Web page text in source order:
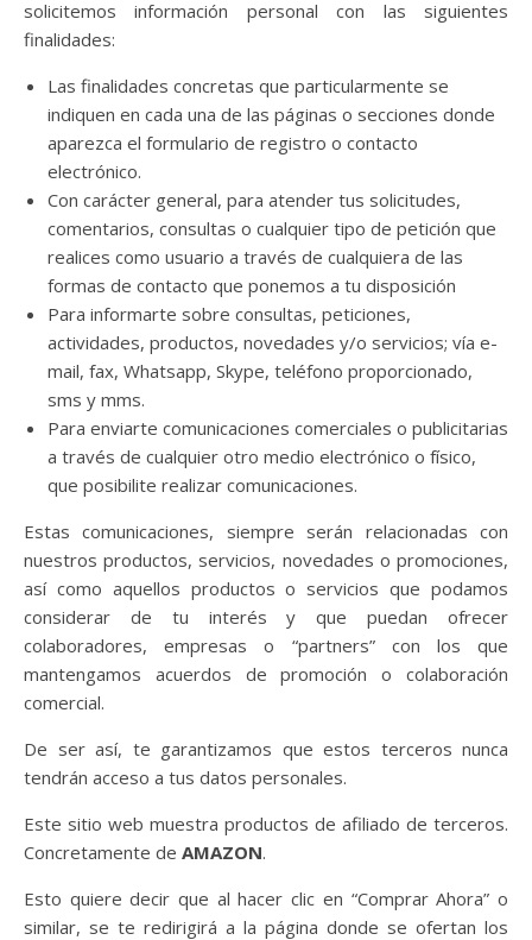
solicitemos información personal con las siguientes
finalidades:
Las finalidades concretas que particularmente se
indiquen en cada una de las páginas o secciones donde
aparezca el formulario de registro o contacto
electrónico.
Con carácter general, para atender tus solicitudes,
comentarios, consultas o cualquier tipo de petición que
realices como usuario a través de cualquiera de las
formas de contacto que ponemos a tu disposición
Para informarte sobre consultas, peticiones,
actividades, productos, novedades y/o servicios; vía e-
mail, fax, Whatsapp, Skype, teléfono proporcionado,
sms y mms.
Para enviarte comunicaciones comerciales o publicitarias
a través de cualquier otro medio electrónico o físico,
que posibilite realizar comunicaciones.
Estas comunicaciones, siempre serán relacionadas con
nuestros productos, servicios, novedades o promociones,
así como aquellos productos o servicios que podamos
considerar de tu interés y que puedan ofrecer
colaboradores, empresas o “partners” con los que
mantengamos acuerdos de promoción o colaboración
comercial.
De ser así, te garantizamos que estos terceros nunca
tendrán acceso a tus datos personales.
Este sitio web muestra productos de afiliado de terceros.
Concretamente de AMAZON.
Esto quiere decir que al hacer clic en “Comprar Ahora” o
similar, se te redirigirá a la página donde se ofertan los